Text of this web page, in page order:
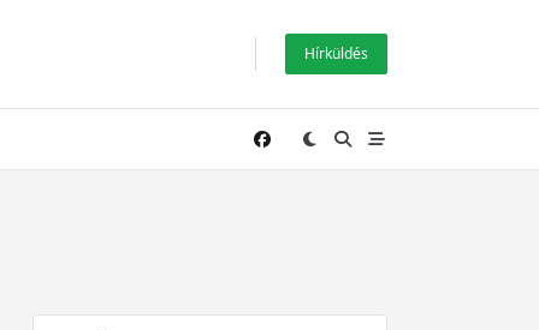
Hírküldés